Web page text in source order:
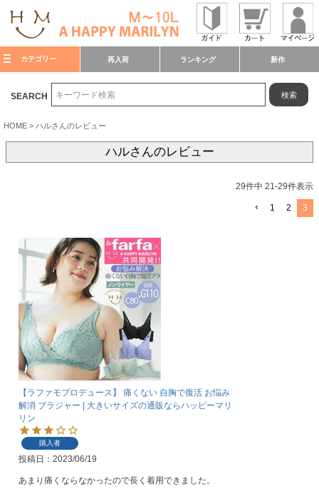
カテゴリー 再入荷 ランキング 新作
SEARCH 検索
HOME ハルさんのレビュー
ハルさんのレビュー
29件中 21-29件表示
1 2 3
【ラファモプロデュース】 痛くない 自胸で復活 お悩み
解消 ブラジャー | 大きいサイズの通販ならハッピーマリ
リン
購入者
投稿日 2023/06/19
あまり痛くならなかったので長く着用できました。